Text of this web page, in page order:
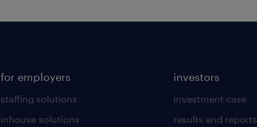
for employers
staffing solutions
inhouse solutions
investors
investment case
results and reports